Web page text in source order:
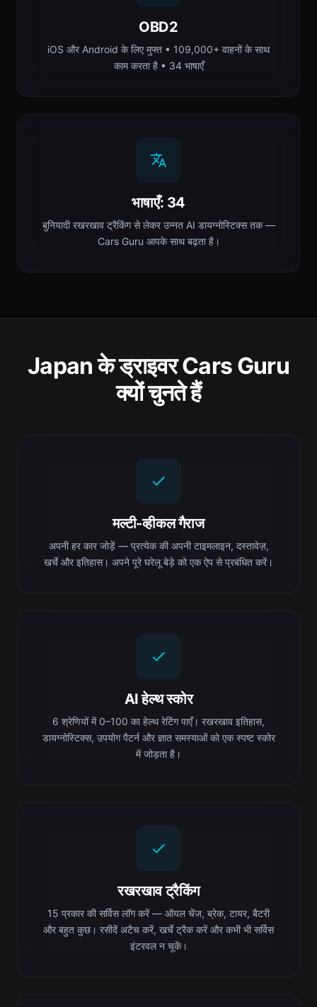
OBD2
iOS और Android के लिए मुफ्त • 109,000+ वाहनों के साथ
काम करता है • 34 भाषाएँ
भाषाएँ: 34
बुनियादी रखरखाव ट्रैकिंग से लेकर उन्नत AI डायग्नोस्टिक्स तक —
Cars Guru आपके साथ बढ़ता है।
Japan के ड्राइवर Cars Guru
क्यों चुनते हैं
मल्टी-व्हीकल गैराज
अपनी हर कार जोड़ें — प्रत्येक की अपनी टाइमलाइन, दस्तावेज़,
खर्चे और इतिहास। अपने पूरे घरेलू बेड़े को एक ऐप से प्रबंधित करें।
AI हेल्थ स्कोर
6 श्रेणियों में 0–100 का हेल्थ रेटिंग पाएँ। रखरखाव इतिहास,
डायग्नोस्टिक्स, उपयोग पैटर्न और ज्ञात समस्याओं को एक स्पष्ट स्कोर
में जोड़ता है।
रखरखाव ट्रैकिंग
15 प्रकार की सर्विस लॉग करें — ऑयल चेंज, ब्रेक, टायर, बैटरी
और बहुत कुछ। रसीदें अटैच करें, खर्चे ट्रैक करें और कभी भी सर्विस
इंटरवल न चूकें।